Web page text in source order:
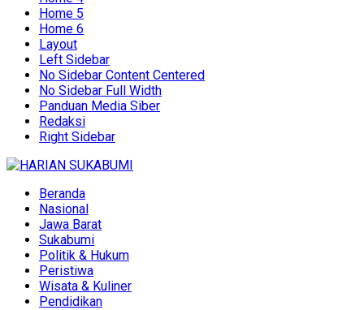
Home 5
Home 6
Layout
Left Sidebar
No Sidebar Content Centered
No Sidebar Full Width
Panduan Media Siber
Redaksi
Right Sidebar
Beranda
Nasional
Jawa Barat
Sukabumi
Politik & Hukum
Peristiwa
Wisata & Kuliner
Pendidikan